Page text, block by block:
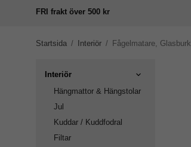
FRI frakt över 500 kr
Startsida / Interiör / Fågelmatare, Glasburk
Interiör
Hängmattor & Hängstolar
Jul
Kuddar / Kuddfodral
Filtar